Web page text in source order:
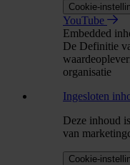
Cookie-
YouTube
Embedded
De Definitie
organisatie
Ingesloten
Deze inhoud
van
Cookie-